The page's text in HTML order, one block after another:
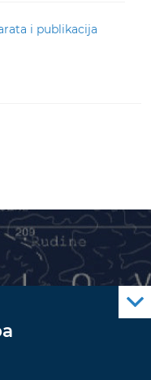
i publikacija